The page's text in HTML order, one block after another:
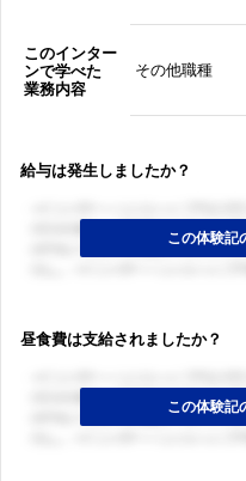
このインター
ンで学べた
業務内容
その他職種
給与は発生しましたか？
昼食費は支給されましたか？